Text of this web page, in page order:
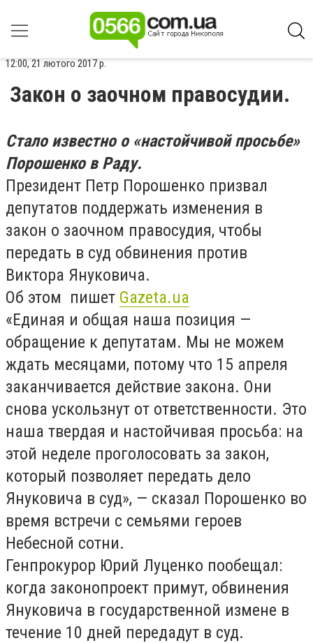
12:00, 21 лютого 2017 р.
Закон о заочном правосудии.
Стало известно о «настойчивой просьбе»
Порошенко в Раду.
Президент Петр Порошенко призвал
депутатов поддержать изменения в
закон о заочном правосудия, чтобы
передать в суд обвинения против
Виктора Януковича.
Об этом пишет Gazeta.ua
«Единая и общая наша позиция —
обращение к депутатам. Мы не можем
ждать месяцами, потому что 15 апреля
заканчивается действие закона. Они
снова ускользнут от ответственности. Это
наша твердая и настойчивая просьба: на
этой неделе проголосовать за закон,
который позволяет передать дело
Януковича в суд», — сказал Порошенко во
время встречи с семьями героев
Небесной сотни.
Генпрокурор Юрий Луценко пообещал:
когда законопроект примут, обвинения
Януковича в государственной измене в
течение 10 дней передадут в суд.